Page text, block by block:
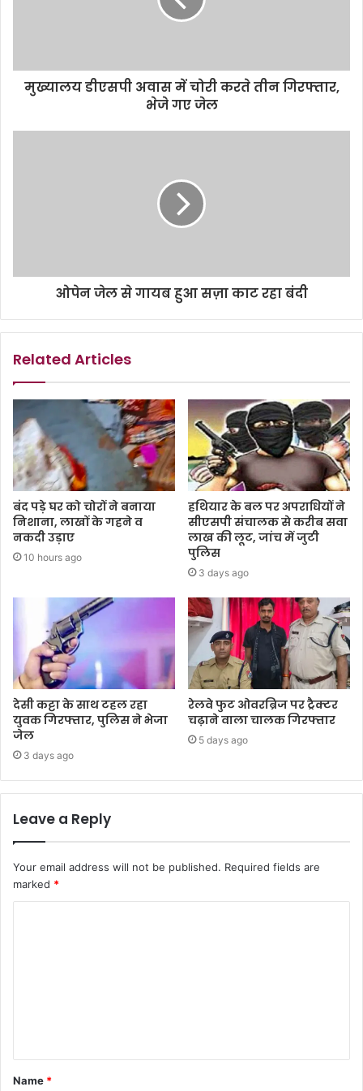
मुख्यालय डीएसपी अवास में चोरी करते तीन गिरफ्तार,
भेजे गए जेल
ओपेन जेल से गायब हुआ सज़ा काट रहा बंदी
Related Articles
बंद पड़े घर को चोरों ने बनाया
निशाना, लाखों के गहने व
नकदी उड़ाए
10 hours ago
हथियार के बल पर अपराधियों ने
सीएसपी संचालक से करीब सवा
लाख की लूट, जांच में जुटी
पुलिस
3 days ago
देसी कट्टा के साथ टहल रहा
युवक गिरफ्तार, पुलिस ने भेजा
जेल
3 days ago
रेलवे फुट ओवरब्रिज पर ट्रैक्टर
चढ़ाने वाला चालक गिरफ्तार
5 days ago
Leave a Reply
Your email address will not be published. Required fields are
marked *
Name *